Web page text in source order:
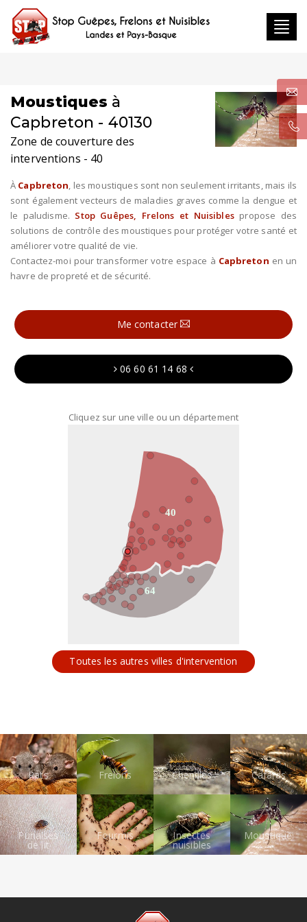
Moustiques à
Capbreton - 40130
Zone de couverture des
interventions - 40
À Capbreton, les moustiques sont non seulement irritants, mais ils
sont également vecteurs de maladies graves comme la dengue et
le paludisme. Stop Guêpes, Frelons et Nuisiblespropose des
solutions de contrôle des moustiques pour protéger votre santé et
améliorer votre qualité de vie.
Contactez-moi pour transformer votre espace à Capbreton en un
havre de propreté et de sécurité.
Me contacter
06 60 61 14 68
Cliquez sur une ville ou un département
64
40
Toutes les autres villes d'intervention
Rats Frelons Chenilles Cafards
Punaises
de lit
Fourmis Insectes
nuisibles
Moustiques